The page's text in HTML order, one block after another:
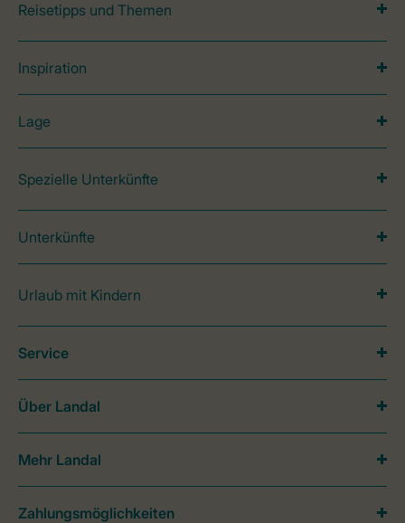
Reisetipps und Themen
Inspiration
Lage
Spezielle Unterkünfte
Unterkünfte
Urlaub mit Kindern
Service
Über Landal
Mehr Landal
Zahlungsmöglichkeiten